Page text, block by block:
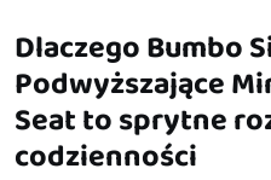
Dlaczego Bumbo
Podwyższające
Seat to sprytne
codzienności